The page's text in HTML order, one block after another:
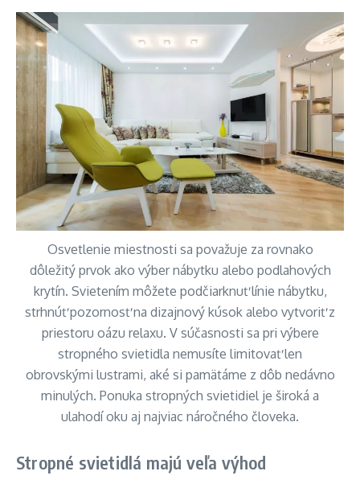
Osvetlenie miestnosti sa považuje za rovnako
dôležitý prvok ako výber nábytku alebo podlahových
krytín. Svietením môžete podčiarknuť línie nábytku,
strhnúť pozornosť na dizajnový kúsok alebo vytvoriť z
priestoru oázu relaxu. V súčasnosti sa pri výbere
stropného svietidla nemusíte limitovať len
obrovskými lustrami, aké si pamätáme z dôb nedávno
minulých. Ponuka stropných svietidiel je široká a
ulahodí oku aj najviac náročného človeka.
Stropné svietidlá majú veľa výhod